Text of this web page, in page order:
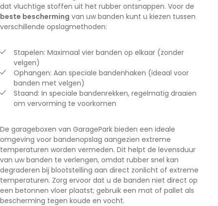
dat vluchtige stoffen uit het rubber ontsnappen. Voor de
beste bescherming van uw banden kunt u kiezen tussen
verschillende opslagmethoden:
Stapelen: Maximaal vier banden op elkaar (zonder
velgen)
Ophangen: Aan speciale bandenhaken (ideaal voor
banden met velgen)
Staand: In speciale bandenrekken, regelmatig draaien
om vervorming te voorkomen
De garageboxen van GaragePark bieden een ideale
omgeving voor bandenopslag aangezien extreme
temperaturen worden vermeden. Dit helpt de levensduur
van uw banden te verlengen, omdat rubber snel kan
degraderen bij blootstelling aan direct zonlicht of extreme
temperaturen. Zorg ervoor dat u de banden niet direct op
een betonnen vloer plaatst; gebruik een mat of pallet als
bescherming tegen koude en vocht.